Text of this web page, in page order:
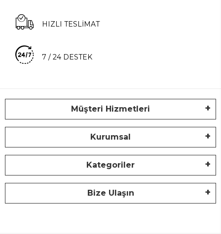
HIZLI TESLİMAT
7 / 24 DESTEK
Müşteri Hizmetleri
Kurumsal
Kategoriler
Bize Ulaşın